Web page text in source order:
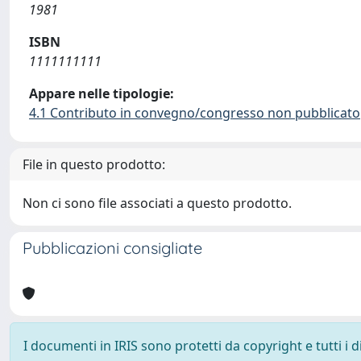
1981
ISBN
1111111111
Appare nelle tipologie:
4.1 Contributo in convegno/congresso non pubblicato
File in questo prodotto:
Non ci sono file associati a questo prodotto.
Pubblicazioni consigliate
I documenti in IRIS sono protetti da copyright e tutti i